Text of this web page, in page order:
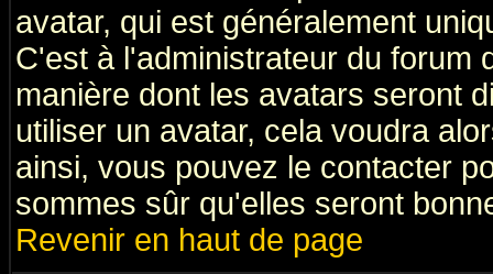
avatar, qui est généralement
C'est à l'administrateur du forum
manière dont les avatars seront
utiliser un avatar, cela voudra
ainsi, vous pouvez le contacter
sommes sûr qu'elles seront
Revenir en haut de page